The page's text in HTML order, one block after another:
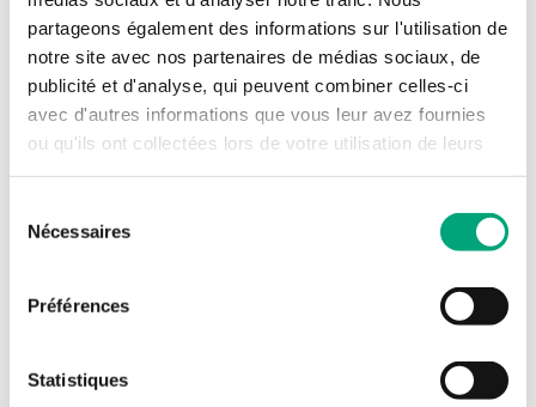
partageons également des informations sur l'utilisation de
notre site avec nos partenaires de médias sociaux, de
publicité et d'analyse, qui peuvent combiner celles-ci
avec d'autres informations que vous leur avez fournies
ou qu'ils ont collectées lors de votre utilisation de leurs
Nécessaires
Préférences
Statistiques
EDSP-K10
Câble de 10 m pour raccorder un écran externe
Longueur du câble